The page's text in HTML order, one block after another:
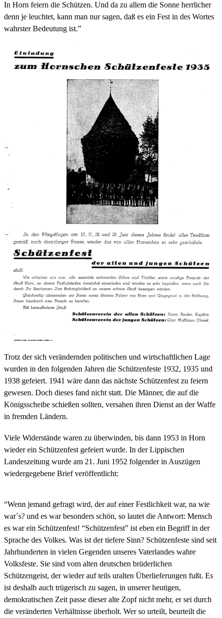
In Horn feiern die Schützen. Und da zu allem die Sonne herrlicher
denn je leuchtet, kann man nur sagen, daß es ein Fest in des Wortes
wahrster Bedeutung ist.”
Trotz der sich verändernden politischen und wirtschaftlichen Lage
wurden in den folgenden Jahren die Schützenfeste 1932, 1935 und
1938 gefeiert. 1941 wäre dann das nächste Schützenfest zu feiern
gewesen. Doch dieses fand nicht statt. Die Männer, die auf die
Königsscheibe schießen sollten, versahen ihren Dienst an der Waffe
in fremden Ländern.
Viele Widerstände waren zu überwinden, bis dann 1953 in Horn
wieder ein Schützenfest gefeiert wurde. In der Lippischen
Landeszeitung wurde am 21. Juni 1952 folgender in Auszügen
wiedergegebene Brief veröffentlicht:
“Wenn jemand gefragt wird, der auf einer Festlichkeit war, na wie
war´s? und es war besonders schön, so lautet die Antwort: Mensch
es war ein Schützenfest! “Schützenfest” ist eben ein Begriff in der
Sprache des Volkes. Was ist der tiefere Sinn? Schützenfeste sind seit
Jahrhunderten in vielen Gegenden unseres Vaterlandes wahre
Volksfeste. Sie sind vom alten deutschen brüderlichen
Schützengeist, der wieder auf teils uralten Überlieferungen fußt. Es
ist deshalb auch trügerisch zu sagen, in unserer heutigen,
demokratischen Zeit passe dieser alte Zopf nicht mehr, er sei durch
die veränderten Verhältnisse überholt. Wer so urteilt, beurteilt die